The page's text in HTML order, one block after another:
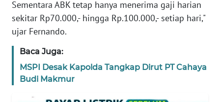
Sementara ABK tetap hanya menerima gaji harian
sekitar Rp70.000,- hingga Rp.100.000,- setiap hari,"
ujar Fernando.
Baca Juga:
MSPI Desak Kapolda Tangkap Dirut PT Cahaya
Budi Makmur
WN
SUMUT
WN
JABAR